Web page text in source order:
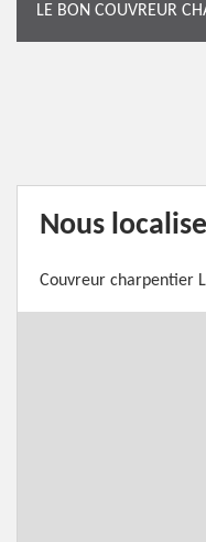
LE BON COUVREUR
Nous
Couvreur charpentier